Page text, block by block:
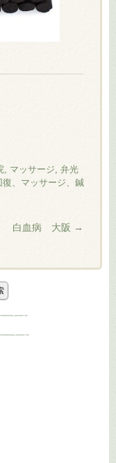
, マッサージ, 弁光
復、マッサージ、鍼
白血病 大阪 →